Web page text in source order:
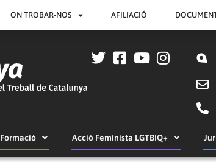
ON TROBAR-NOS AFILIACIÓ
Formació Acció Feminista LGTBIQ+